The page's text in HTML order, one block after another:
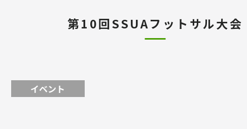
第10回SSUAフットサル大会
イベント